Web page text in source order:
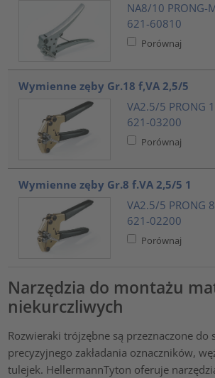
NA8/10 PRONG-
621-60810
Porównaj
Wymienne zęby Gr.18 f,VA 2,5/5
VA2.5/5 PRONG
621-03200
Porównaj
Wymienne zęby Gr.8 f.VA 2,5/5 1
VA2.5/5 PRONG
621-02200
Porównaj
Narzędzia do montażu
niekurczliwych
Rozwieraki trójzębne są przeznaczone do
precyzyjnego zakładania oznaczników,
tulejek. HellermannTyton oferuje